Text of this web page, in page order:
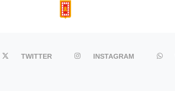
TWITTER INSTAGRAM